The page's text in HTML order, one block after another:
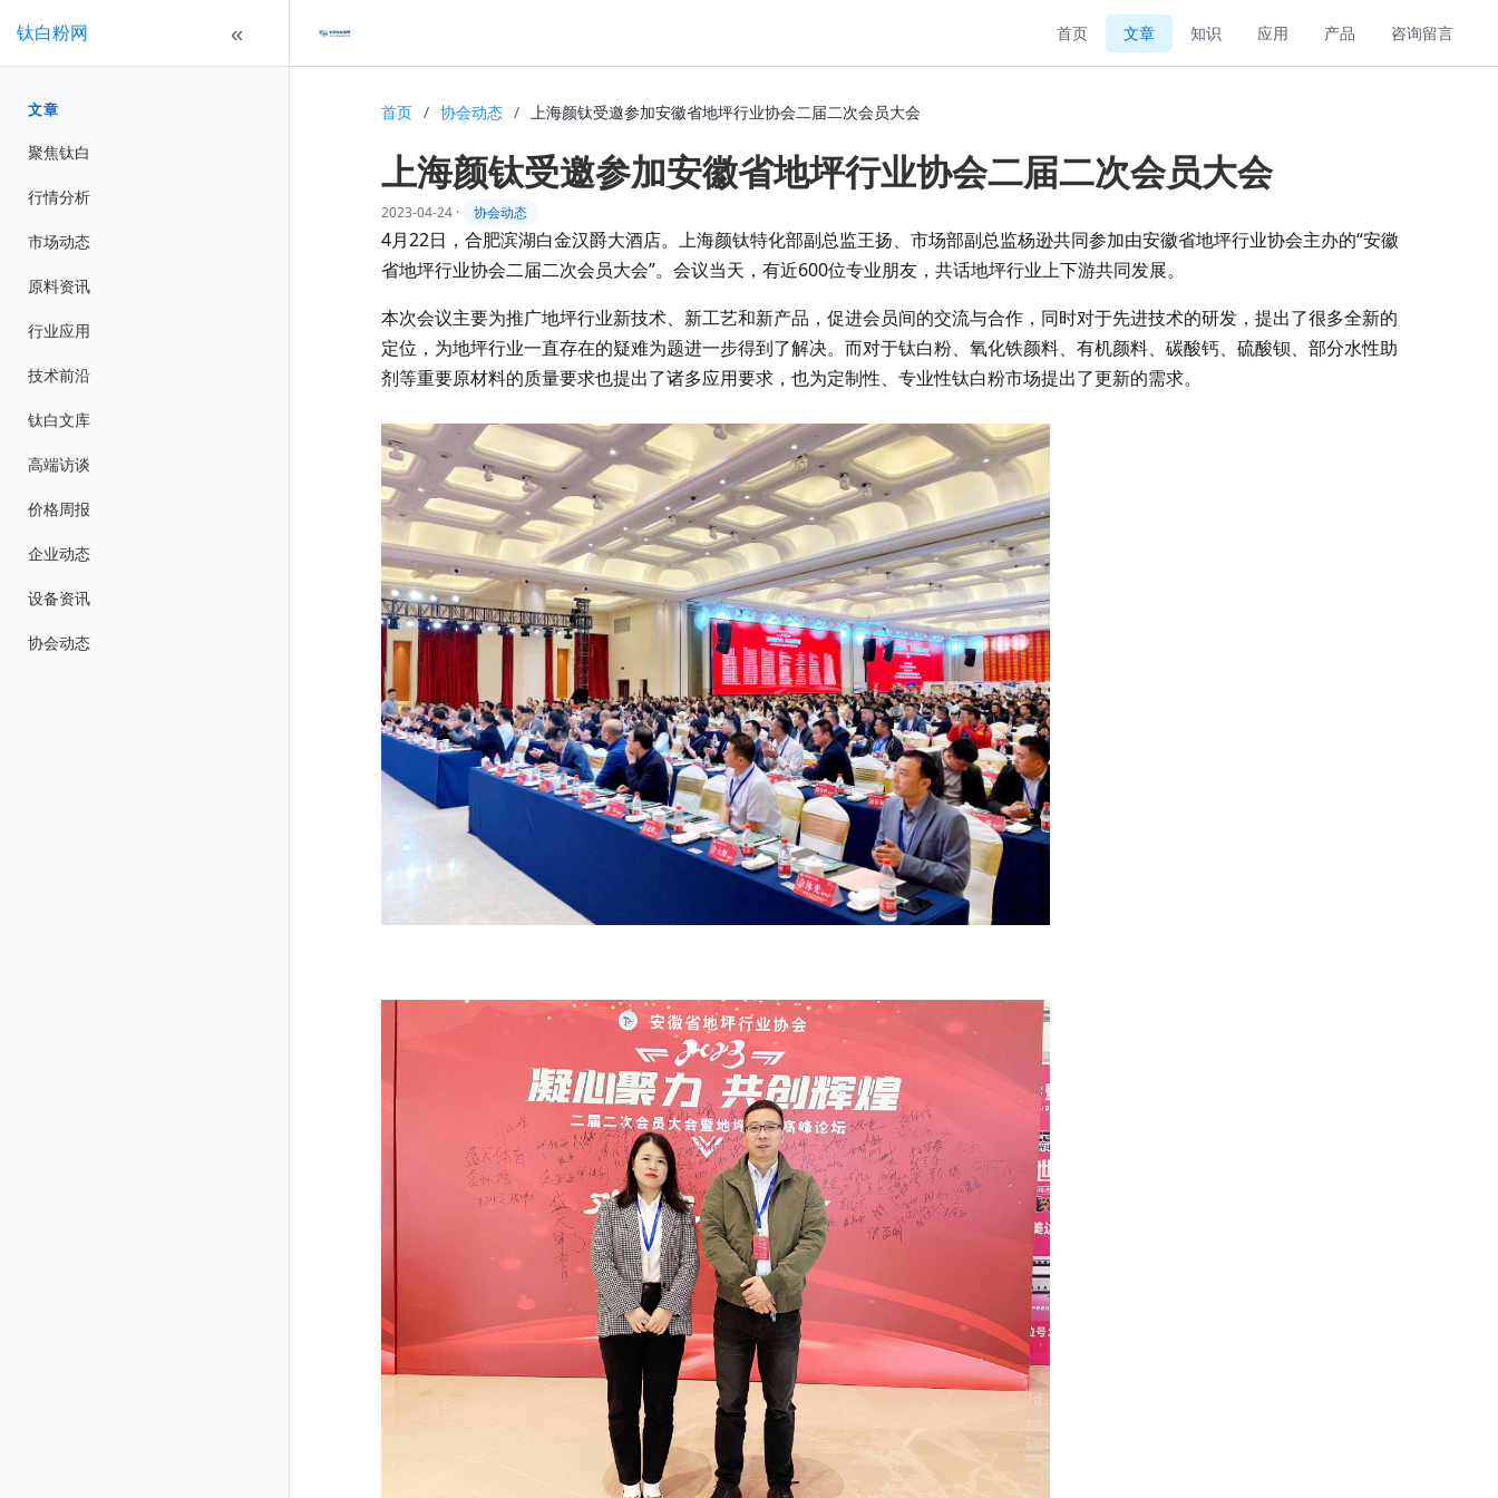
钛白粉网 «
文章
聚焦钛白
行情分析
市场动态
原料资讯
行业应用
技术前沿
钛白文库
高端访谈
价格周报
企业动态
设备资讯
协会动态
首页 文章 知识 应用 产品 咨询留言
首页 / 协会动态 / 上海颜钛受邀参加安徽省地坪行业协会二届二次会员大会
上海颜钛受邀参加安徽省地坪行业协会二届二次会员大会
2023-04-24 · 协会动态
4月22日，合肥滨湖白金汉爵大酒店。上海颜钛特化部副总监王扬、市场部副总监杨逊共同参加由安徽省地坪行业协会主办的“安徽
省地坪行业协会二届二次会员大会”。会议当天，有近600位专业朋友，共话地坪行业上下游共同发展。
本次会议主要为推广地坪行业新技术、新工艺和新产品，促进会员间的交流与合作，同时对于先进技术的研发，提出了很多全新的
定位，为地坪行业一直存在的疑难为题进一步得到了解决。而对于钛白粉、氧化铁颜料、有机颜料、碳酸钙、硫酸钡、部分水性助
剂等重要原材料的质量要求也提出了诸多应用要求，也为定制性、专业性钛白粉市场提出了更新的需求。